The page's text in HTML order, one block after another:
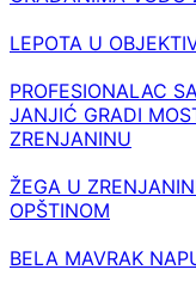
LEPOTA U
PROFESIONALAC
JANJIĆ GRADI
ZRENJANINU
ŽEGA U
OPŠTINOM
BELA MAVRAK